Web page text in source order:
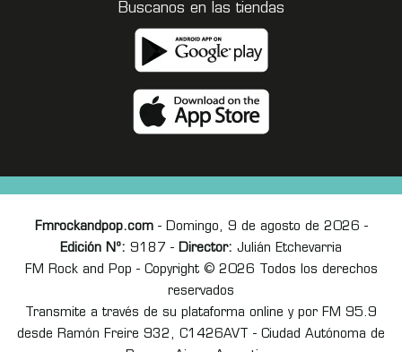
Buscanos en las tiendas
Fmrockandpop.com- Domingo, 9 de agosto de 2026 -
Edición Nº: 9187 - Director: Julián Etchevarria
FM Rock and Pop - Copyright © 2026 Todos los derechos
reservados
Transmite a través de su plataforma online y por FM 95.9
desde Ramón Freire 932, C1426AVT - Ciudad Autónoma de